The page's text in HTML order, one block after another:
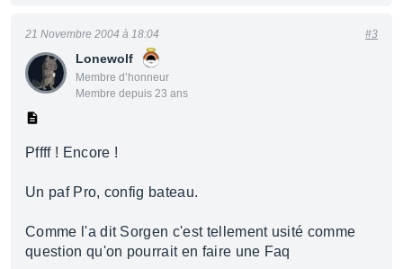
Lonewolf
Membre d’honneur
Membre depuis 23 ans
21 Novembre 2004 à 18:04 #3
Pffff ! Encore !
Un paf Pro, config bateau.
Comme l'a dit Sorgen c'est tellement usité comme
question qu'on pourrait en faire une Faq